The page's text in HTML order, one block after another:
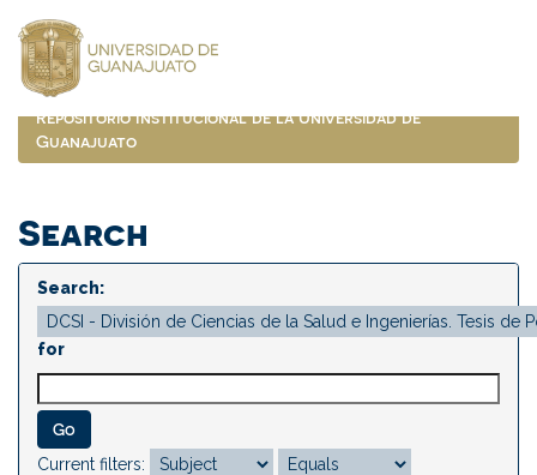
navigation
Repositorio Institucional de la Universidad de
Guanajuato
Search
Search:
for
Current filters: